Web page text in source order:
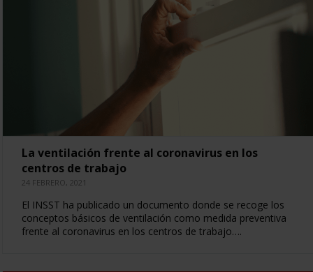
La ventilación frente al coronavirus en los
centros de trabajo
24 FEBRERO, 2021
El INSST ha publicado un documento donde se recoge los
conceptos básicos de ventilación como medida preventiva
frente al coronavirus en los centros de trabajo….